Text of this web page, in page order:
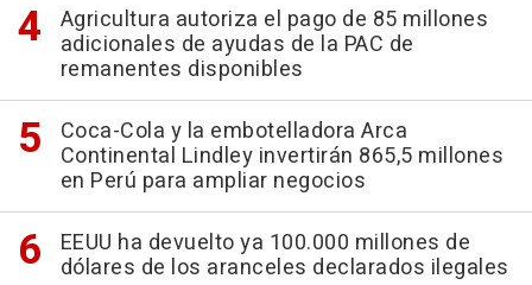
Agricultura autoriza el pago de 85 millones
adicionales de ayudas de la PAC de
remanentes disponibles
Coca-Cola y la embotelladora Arca
Continental Lindley invertirán 865,5 millones
en Perú para ampliar negocios
EEUU ha devuelto ya 100.000 millones de
dólares de los aranceles declarados ilegales